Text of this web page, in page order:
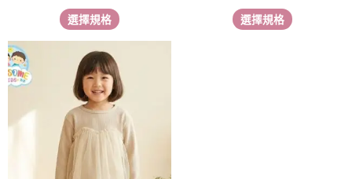
選擇規格
選
擇
項
選擇規格
選
擇
此
產
品
有
多